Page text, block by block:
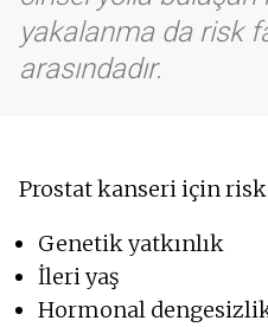
yakalanma da risk
arasındadır.
Prostat kanseri için
Genetik yatkınlık
İleri yaş
Hormonal